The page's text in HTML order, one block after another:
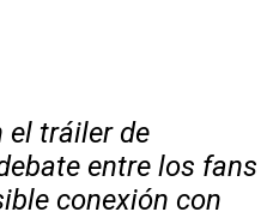
el tráiler de
entre los fans
conexión con